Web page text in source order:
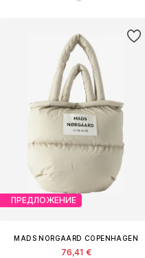
ПРЕДЛОЖЕНИЕ
MADS NORGAARD COPENHAGEN
76,41 €